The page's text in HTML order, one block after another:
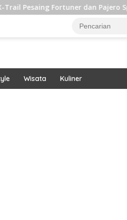
dan Pajero Sport
Wisata Kuliner